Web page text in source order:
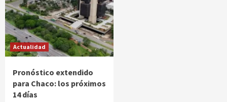
Actualidad
Pronóstico extendido
para Chaco: los próximos
14 días